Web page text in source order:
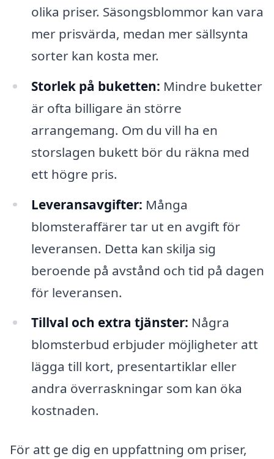
olika priser. Säsongsblommor kan vara
mer prisvärda, medan mer sällsynta
sorter kan kosta mer.
Storlek på buketten: Mindre buketter
är ofta billigare än större
arrangemang. Om du vill ha en
storslagen bukett bör du räkna med
ett högre pris.
Leveransavgifter: Många
blomsteraffärer tar ut en avgift för
leveransen. Detta kan skilja sig
beroende på avstånd och tid på dagen
för leveransen.
Tillval och extra tjänster: Några
blomsterbud erbjuder möjligheter att
lägga till kort, presentartiklar eller
andra överraskningar som kan öka
kostnaden.
För att ge dig en uppfattning om priser,